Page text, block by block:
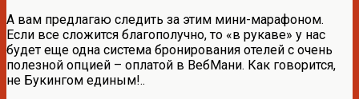
А вам предлагаю следить за этим мини-марафоном.
Если все сложится благополучно, то «в рукаве» у нас
будет еще одна система бронирования отелей с очень
полезной опцией – оплатой в ВебМани. Как говорится,
не Букингом единым!..